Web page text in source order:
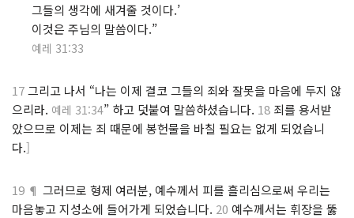
그들의 생각에 새겨줄 것이다.’
이것은 주님의 말씀이다.”
예레 31:33
17그리고 나서 “나는 이제 결코 그들의 죄와 잘못을 마음에 두지 않
으리라. 예레 31:34” 하고 덧붙여 말씀하셨습니다. 18 죄를 용서받
았으므로 이제는 죄 때문에 봉헌물을 바칠 필요는 없게 되었습니
다.]
19 ¶ 그러므로 형제 여러분, 예수께서 피를 흘리심으로써 우리는
마음놓고 지성소에 들어가게 되었습니다. 20 예수께서는 휘장을 뚫